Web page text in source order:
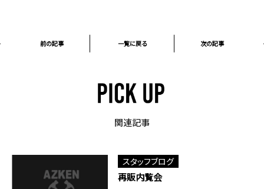
前の記事 一覧に戻る 次の記事
関連記事
スタッフブログ
再販内覧会